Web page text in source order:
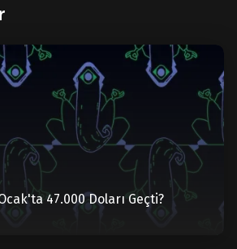
47.000 Doları Geçti?